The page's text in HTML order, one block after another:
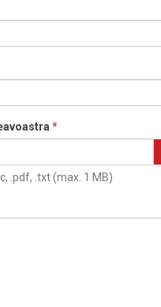
*
.pdf, .txt (max. 1 MB)